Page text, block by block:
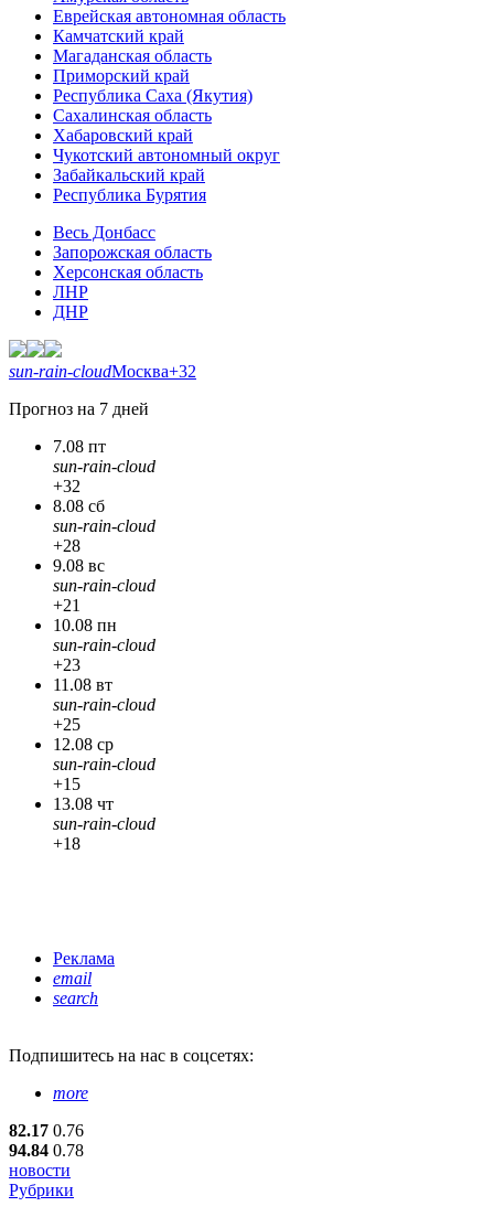
Еврейская автономная область
Камчатский край
Магаданская область
Приморский край
Республика Саха (Якутия)
Сахалинская область
Хабаровский край
Чукотский автономный округ
Забайкальский край
Республика Бурятия
Весь Донбасс
Запорожская область
Херсонская область
ЛНР
ДНР
sun-rain-cloudМосква+32
Прогноз на 7 дней
7.08 пт
sun-rain-cloud
+32
8.08 сб
sun-rain-cloud
+28
9.08 вс
sun-rain-cloud
+21
10.08 пн
sun-rain-cloud
+23
11.08 вт
sun-rain-cloud
+25
12.08 ср
sun-rain-cloud
+15
13.08 чт
sun-rain-cloud
+18
Реклама
email
search
Подпишитесь на нас в соцсетях:
more
82.17 0.76
94.84 0.78
новости
Рубрики